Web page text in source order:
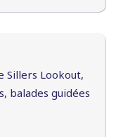
Sillers Lookout,
balades guidées